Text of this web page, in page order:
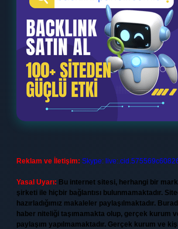
Reklam ve İletişim: Skype:
Yasal Uyarı: Bu internet sitesi, herhangi bir
şirketi ile hiçbir bağlantısı bulunmamaktadır.
hazırladığımız makaleler paylaşılmaktadır.
haber niteliği taşımamakta olup, gerçek kurum
paylaşım yapılmamaktadır. Gerçek kurum ve